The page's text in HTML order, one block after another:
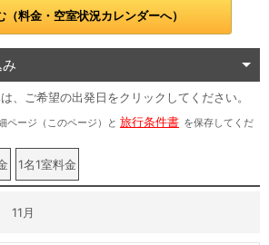
（料金・空室状況カレンダーへ）
、ご希望の出発日をクリックしてください。
ページ（このページ）と 旅行条件書 を保存してくだ
1名1室料金
11月